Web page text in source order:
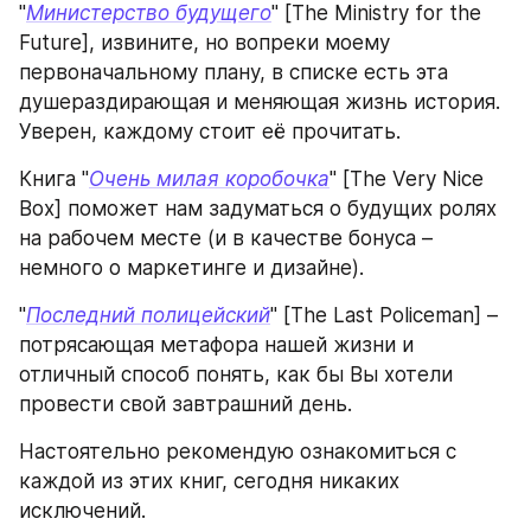
"Министерство будущего" [The Ministry for the
Future], извините, но вопреки моему
первоначальному плану, в списке есть эта
душераздирающая и меняющая жизнь история.
Уверен, каждому стоит её прочитать.
Книга "Очень милая коробочка" [The Very Nice
Box] поможет нам задуматься о будущих ролях
на рабочем месте (и в качестве бонуса –
немного о маркетинге и дизайне).
"Последний полицейский" [The Last Policeman] –
потрясающая метафора нашей жизни и
отличный способ понять, как бы Вы хотели
провести свой завтрашний день.
Настоятельно рекомендую ознакомиться с
каждой из этих книг, сегодня никаких
исключений.